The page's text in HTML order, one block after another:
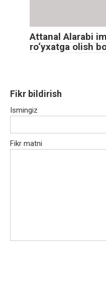
Attanal Alarabi
ro‘yxatga olish
Fikr bildirish
Ismingiz
Fikr matni